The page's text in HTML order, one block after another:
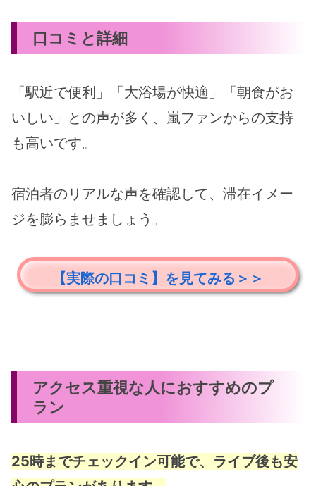
口コミと詳細
「駅近で便利」「大浴場が快適」「朝食がお
いしい」との声が多く、嵐ファンからの支持
も高いです。
宿泊者のリアルな声を確認して、滞在イメー
ジを膨らませましょう。
【実際の口コミ】を見てみる＞＞
アクセス重視な人におすすめのプ
ラン
25時までチェックイン可能で、ライブ後も安